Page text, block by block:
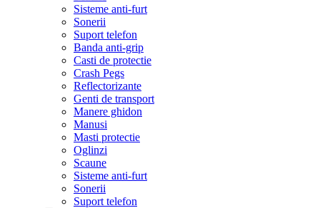
Sisteme anti-furt
Sonerii
Suport telefon
Banda anti-grip
Casti de protectie
Crash Pegs
Reflectorizante
Genti de transport
Manere ghidon
Manusi
Masti protectie
Oglinzi
Scaune
Sisteme anti-furt
Sonerii
Suport telefon